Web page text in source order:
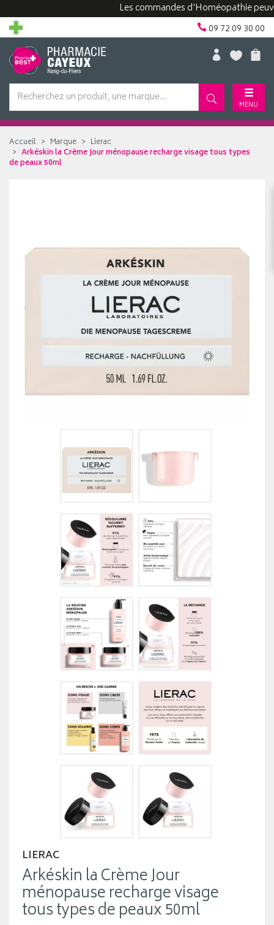
Les commandes d'Homéopathie peuvent
09 72 09 30 00
MENU
Accueil Marque
Lierac
Arkéskin la Crème Jour ménopause recharge visage tous types
de peaux 50ml
LIERAC
Arkéskin la Crème Jour
ménopause recharge visage
tous types de peaux 50ml